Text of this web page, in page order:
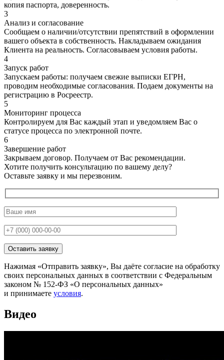
копия паспорта, доверенность.
3
Анализ и согласование
Сообщаем о наличии/отсутствии препятствий в оформлении
вашего объекта в собственность. Накладываем ожидания
Клиента на реальность. Согласовываем условия работы.
4
Запуск работ
Запускаем работы: получаем свежие выписки ЕГРН,
проводим необходимые согласования. Подаем документы на
регистрацию в Росреестр.
5
Мониторинг процесса
Контролируем для Вас каждый этап и уведомляем Вас о
статусе процесса по электронной почте.
6
Завершение работ
Закрываем договор. Получаем от Вас рекомендации.
Хотите получить консультацию по вашему делу?
Оставьте заявку и мы перезвоним.
Нажимая «Отправить заявку», Вы даёте согласие на обработку
своих персональных данных в соответствии с Федеральным
законом № 152-ФЗ «О персональных данных»
и принимаете условия.
Видео